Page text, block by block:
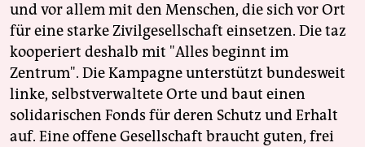
und vor allem mit den Menschen, die sich vor Ort
für eine starke Zivilgesellschaft einsetzen. Die taz
kooperiert deshalb mit "Alles beginnt im
Zentrum". Die Kampagne unterstützt bundesweit
linke, selbstverwaltete Orte und baut einen
solidarischen Fonds für deren Schutz und Erhalt
auf. Eine offene Gesellschaft braucht guten, frei